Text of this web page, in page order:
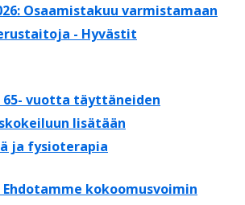
Osaamistakuu varmistamaan
- Hyvästit
65- vuotta täyttäneiden
lisätään
ja fysioterapia
Ehdotamme kokoomusvoimin